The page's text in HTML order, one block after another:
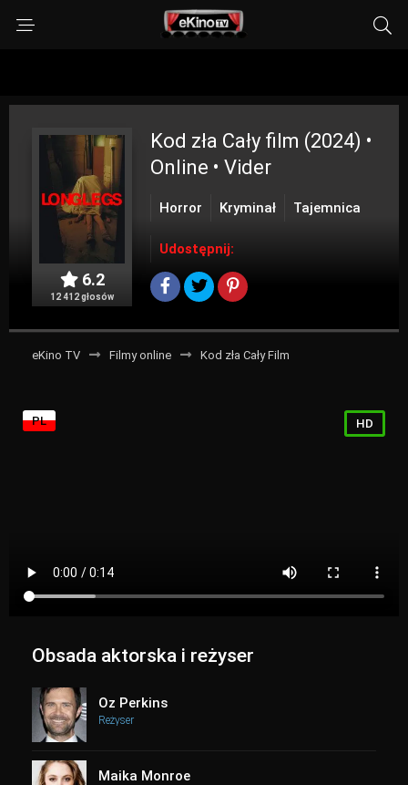
6.2
12 412 głosów
Kod zła Cały film (2024) •
Online • Vider
Horror Kryminał Tajemnica
Udostępnij:
eKino TV Filmy online Kod zła Cały Film
PL HD
Obsada aktorska i reżyser
Oz Perkins
Reżyser
Maika Monroe